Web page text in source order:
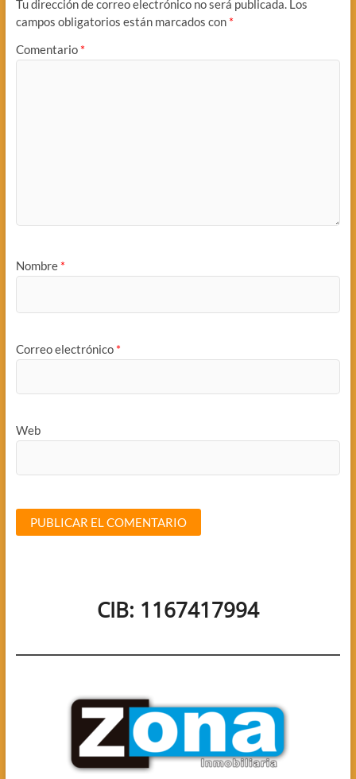
Tu dirección de correo electrónico no será publicada.
Los
campos obligatorios están marcados con *
Comentario *
Nombre *
Correo electrónico *
Web
CIB: 1167417994